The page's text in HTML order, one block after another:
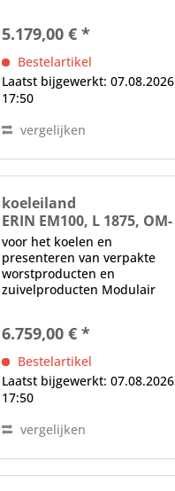
Basisversie zonder plexiglas
zijpanelen (speciale
accessoire) Elektronische EC-
energiebesparende...
5.179,00 € *
Bestelartikel
Laatst bijgewerkt: 07.08.2026
17:50
vergelijken
koeleiland
ERIN EM100, L 1875, OM-
R452, nachtblind
voor het koelen en
presenteren van verpakte
worstproducten en
zuivelproducten Modulair
Basisversie zonder plexiglas
zijpanelen (speciale
accessoire) Elektronische EC-
energiebesparende...
6.759,00 € *
Bestelartikel
Laatst bijgewerkt: 07.08.2026
17:50
vergelijken